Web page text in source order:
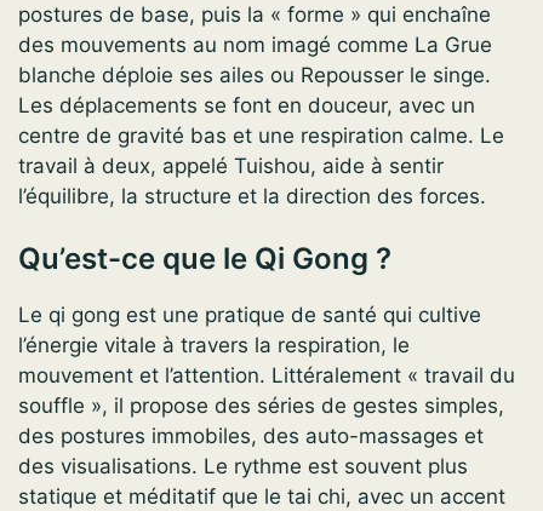
postures de base, puis la « forme » qui enchaîne
des mouvements au nom imagé comme La Grue
blanche déploie ses ailes ou Repousser le singe.
Les déplacements se font en douceur, avec un
centre de gravité bas et une respiration calme. Le
travail à deux, appelé Tuishou, aide à sentir
l’équilibre, la structure et la direction des forces.
Qu’est-ce que le Qi Gong ?
Le qi gong est une pratique de santé qui cultive
l’énergie vitale à travers la respiration, le
mouvement et l’attention. Littéralement « travail du
souffle », il propose des séries de gestes simples,
des postures immobiles, des auto-massages et
des visualisations. Le rythme est souvent plus
statique et méditatif que le tai chi, avec un accent